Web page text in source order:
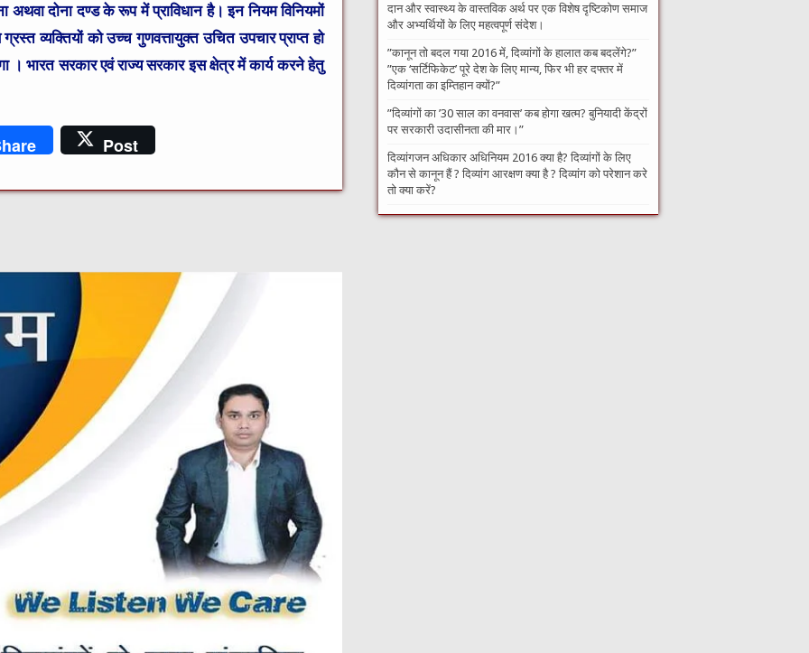
दोना दण्ड के रूप में प्राविधान है। इन नियम विनियमों
व्यक्तियों को उच्च गुणवत्तायुक्त उचित उपचार प्राप्त हो
। भारत सरकार एवं राज्य सरकार इस क्षेत्र में कार्य करने हेतु
Post
दान और स्वास्थ्य के वास्तविक अर्थ पर एक विशेष दृष्टिकोण समाज
और अभ्यर्थियों के लिए महत्वपूर्ण संदेश।
​”कानून तो बदल गया 2016 में, दिव्यांगों के हालात कब बदलेंगे?”​
”एक ‘सर्टिफिकेट’ पूरे देश के लिए मान्य, फिर भी हर दफ्तर में
दिव्यांगता का इम्तिहान क्यों?”
​”दिव्यांगों का ’30 साल का वनवास’ कब होगा खत्म? बुनियादी केंद्रों
पर सरकारी उदासीनता की मार।”
दिव्यांगजन अधिकार अधिनियम 2016 क्या है? दिव्यांगों के लिए
कौन से कानून हैं ? दिव्यांग आरक्षण क्या है ? दिव्यांग को परेशान करे
तो क्या करें?